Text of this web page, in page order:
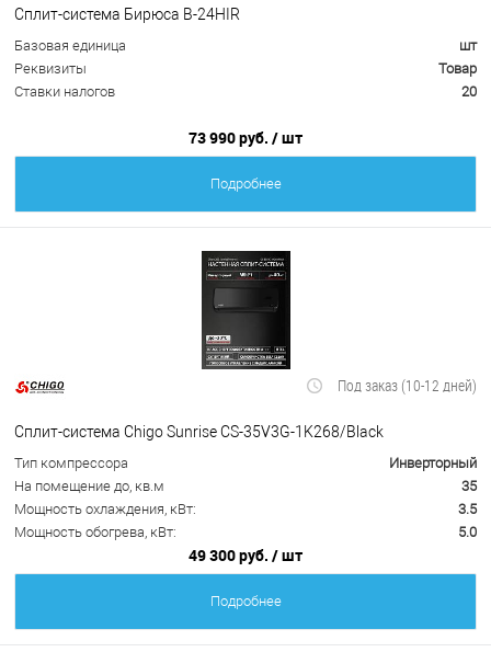
Сплит-система Бирюса B-24HIR
Базовая единица
шт
Реквизиты
Товар
Ставки налогов
20
73 990 руб. / шт
Подробнее
Под заказ (10-12 дней)
Сплит-система Chigo Sunrise CS-35V3G-1K268/Black
Тип компрессора
Инверторный
На помещение до, кв.м
35
Мощность охлаждения, кВт:
3.5
Мощность обогрева, кВт:
5.0
49 300 руб. / шт
Подробнее